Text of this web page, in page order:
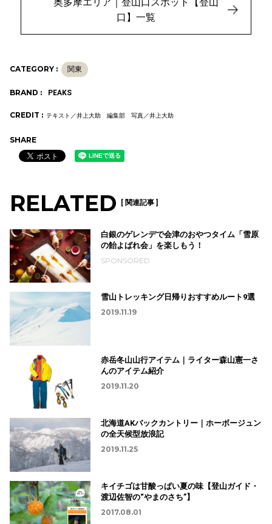
口】一覧
CATEGORY : 関東
BRAND : PEAKS
CREDIT : テキスト／井上大助 編集部 写真／井上大助
SHARE
RELATED [ 関連記事 ]
白銀のゲレンデで会津のおやつタイム「雪原
の飴よばれ会」を楽しもう！
SPONSORED
雪山トレッキング日帰りおすすめルート9選
2019.11.19
赤岳冬山山行アイテム｜ライター森山憲一さ
んのアイテム紹介
2019.11.20
北海道AKバックカントリー｜ホーボージュン
の全天候型放浪記
2019.11.25
キイチゴは甘酸っぱい夏の味【登山ガイド・
渡辺佐智の“やまのさち”】
2017.08.01